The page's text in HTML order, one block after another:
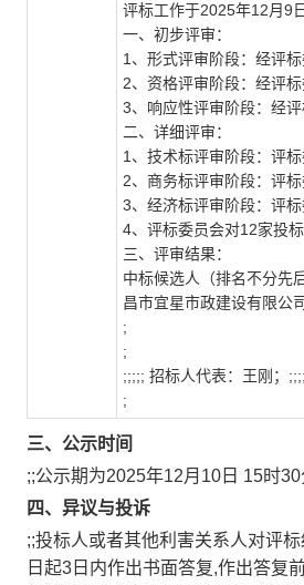
评标工作于2025年12月9
一、初步评审：
1、形式评审阶段：经评标
2、资格评审阶段：经评标
3、响应性评审阶段：经评
二、详细评审：
1、技术标评审阶段：评
2、商务标评审阶段：评
3、经济标评审阶段：评
4、评标委员会对12家投
三、评审结果：
中标候选人（排名不分先
昌市宜星市政建设有限公
;
;
;;;;; 招标人代表： 王刚 ；
;
三、公示时间
;;公示期为2025年12月10日 15时
四、异议与投诉
;;投标人或者其他利害关系人对评
日起3日内作出书面答复,作出答复